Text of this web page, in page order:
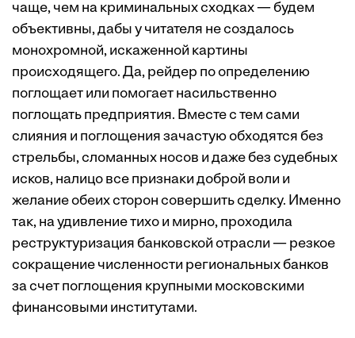
чаще, чем на криминальных сходках — будем
объективны, дабы у читателя не создалось
монохромной, искаженной картины
происходящего. Да, рейдер по определению
поглощает или помогает насильственно
поглощать предприятия. Вместе с тем сами
слияния и поглощения зачастую обходятся без
стрельбы, сломанных носов и даже без судебных
исков, налицо все признаки доброй воли и
желание обеих сторон совершить сделку. Именно
так, на удивление тихо и мирно, проходила
реструктуризация банковской отрасли — резкое
сокращение численности региональных банков
за счет поглощения крупными московскими
финансовыми институтами.